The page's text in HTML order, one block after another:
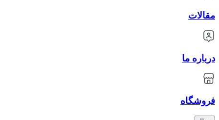
مقالات
درباره ما
فروشگاه